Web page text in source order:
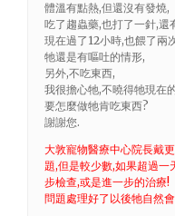
體溫有點熱,但還沒有發燒,
吃了趨蟲藥,也打了一針,
現在過了12小時,也餵了兩
牠還是有嘔吐的情形,
另外,不吃東西,
我很擔心牠,不曉得牠現在
要怎麼做牠肯吃東西?
謝謝您.
大敦寵物醫療中心院長戴
題,但是較少數,如果超過
步檢查,或是進一步的治療!
問題處理好了以後牠自然